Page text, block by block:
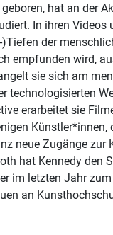
hat an der
In ihren Videos
der
empfunden wird,
sie sich am
technologisierten
erarbeitet sie
Künstler*innen,
neue Zugänge zur
hat Kennedy den
im letzten Jahr
an